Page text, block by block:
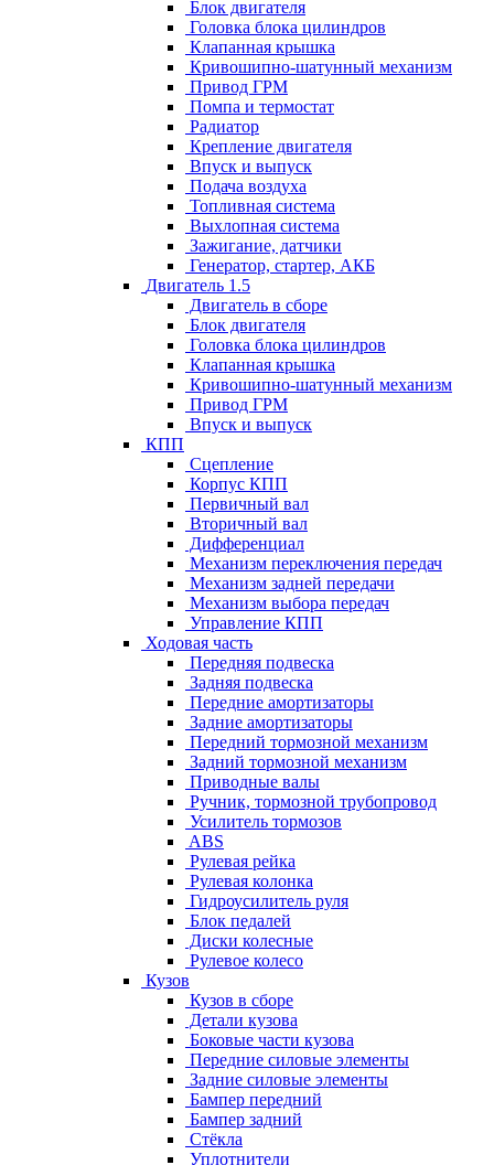
Блок двигателя
Головка блока цилиндров
Клапанная крышка
Кривошипно-шатунный механизм
Привод ГРМ
Помпа и термостат
Радиатор
Крепление двигателя
Впуск и выпуск
Подача воздуха
Топливная система
Выхлопная система
Зажигание, датчики
Генератор, стартер, АКБ
Двигатель 1.5
Двигатель в сборе
Блок двигателя
Головка блока цилиндров
Клапанная крышка
Кривошипно-шатунный механизм
Привод ГРМ
Впуск и выпуск
КПП
Сцепление
Корпус КПП
Первичный вал
Вторичный вал
Дифференциал
Механизм переключения передач
Механизм задней передачи
Механизм выбора передач
Управление КПП
Ходовая часть
Передняя подвеска
Задняя подвеска
Передние амортизаторы
Задние амортизаторы
Передний тормозной механизм
Задний тормозной механизм
Приводные валы
Ручник, тормозной трубопровод
Усилитель тормозов
ABS
Рулевая рейка
Рулевая колонка
Гидроусилитель руля
Блок педалей
Диски колесные
Рулевое колесо
Кузов
Кузов в сборе
Детали кузова
Боковые части кузова
Передние силовые элементы
Задние силовые элементы
Бампер передний
Бампер задний
Стёкла
Уплотнители